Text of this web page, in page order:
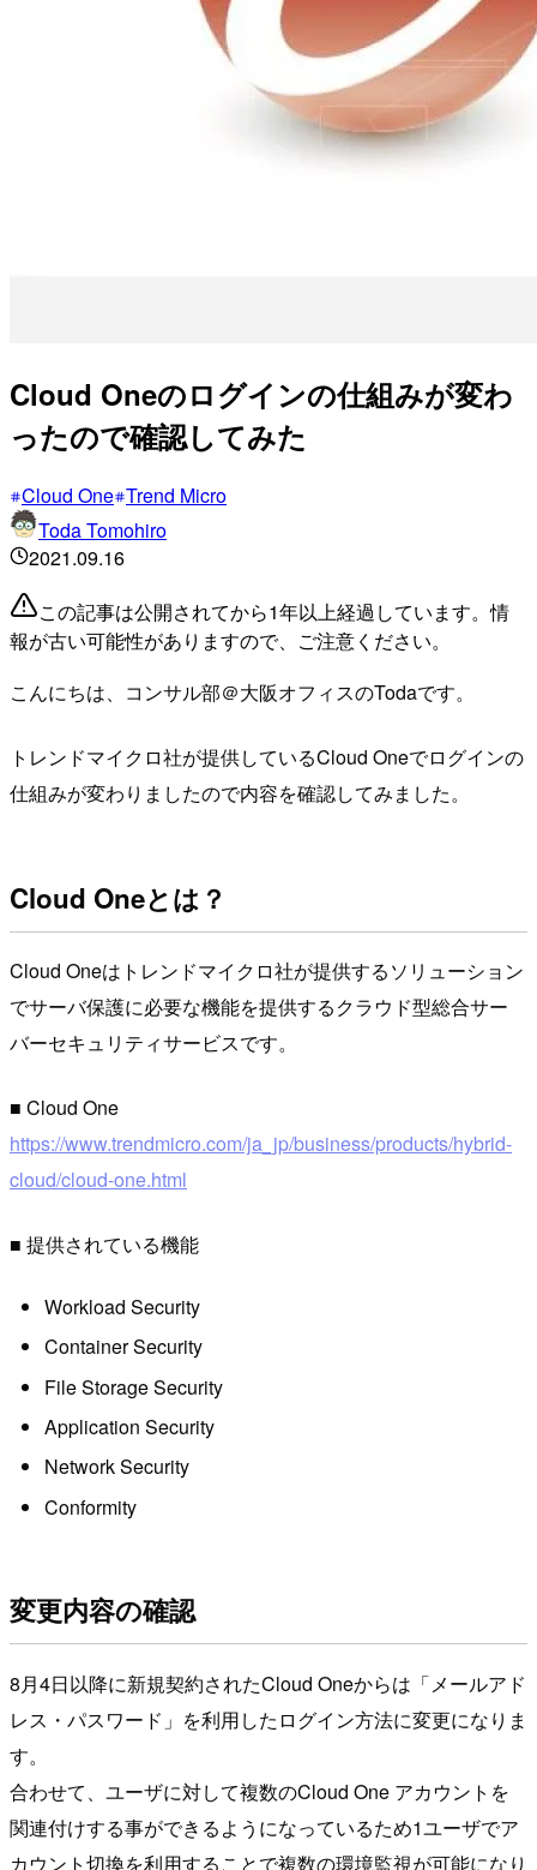
Cloud Oneのログインの仕組みが変わ
ったので確認してみた
Cloud One Trend Micro
Toda Tomohiro
2021.09.16
この記事は公開されてから1年以上経過しています。情
報が古い可能性がありますので、ご注意ください。
こんにちは、コンサル部＠大阪オフィスのTodaです。
トレンドマイクロ社が提供しているCloud Oneでログインの
仕組みが変わりましたので内容を確認してみました。
Cloud Oneとは？
Cloud Oneはトレンドマイクロ社が提供するソリューション
でサーバ保護に必要な機能を提供するクラウド型総合サー
バーセキュリティサービスです。
■ Cloud One
https://www.trendmicro.com/ja_jp/business/products/hybrid-
cloud/cloud-one.html
■ 提供されている機能
Workload Security
Container Security
File Storage Security
Application Security
Network Security
Conformity
変更内容の確認
8月4日以降に新規契約されたCloud Oneからは「メールアド
レス・パスワード」を利用したログイン方法に変更になりま
す。
合わせて、ユーザに対して複数のCloud One アカウントを
関連付けする事ができるようになっているため1ユーザでア
カウント切換を利用することで複数の環境監視が可能になり